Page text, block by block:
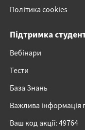
Політика cookies
Підтримка
Вебінари
Тести
База Знань
Важлива інформація
Ваш код акції: 49764